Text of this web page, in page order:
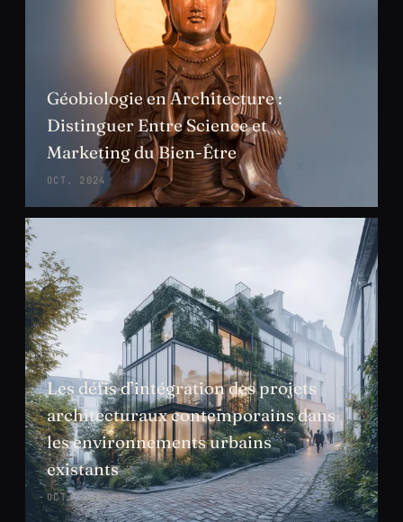
Géobiologie en Architecture :
Distinguer Entre Science et
Marketing du Bien-Être
OCT. 2024
Les défis d’intégration des projets
architecturaux contemporains dans
les environnements urbains
existants
OCT. 2024